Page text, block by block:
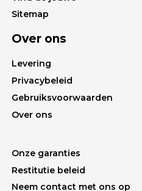
Sitemap
Over ons
Levering
Privacybeleid
Gebruiksvoorwaarden
Over ons
Onze garanties
Restitutie beleid
Neem contact met ons op